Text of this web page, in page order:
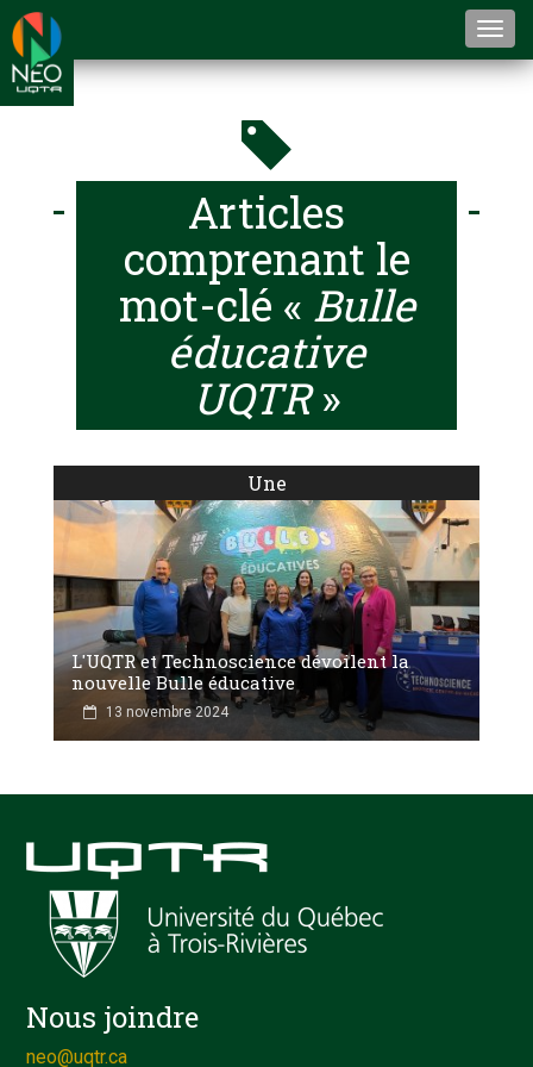
Articles
comprenant le
mot-clé « Bulle
éducative
UQTR»
Une
L'UQTR et Technoscience dévoilent la
nouvelle Bulle éducative
13 novembre 2024
Nous joindre
neo@uqtr.ca